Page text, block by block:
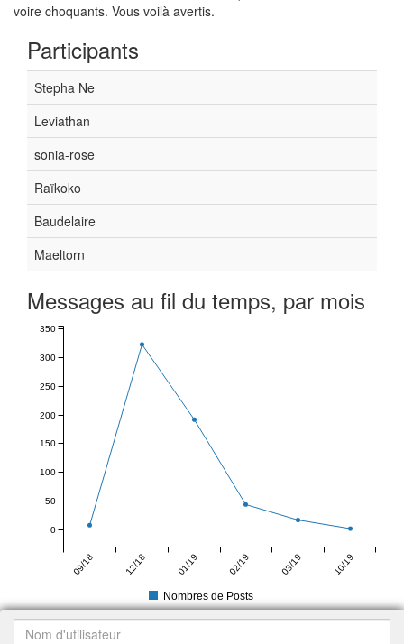
voire choquants. Vous voilà avertis.
Participants
Stepha Ne
Leviathan
sonia-rose
Raïkoko
Baudelaire
Maeltorn
Messages au fil du temps, par mois
09/18 12/18 01/19 02/19 03/19 10/19
0
50
100
150
200
250
300
350
Nombres de Posts